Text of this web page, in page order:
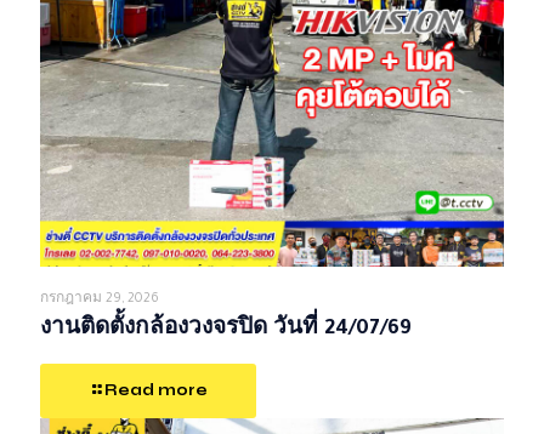
กรกฎาคม 29, 2026
งานติดตั้งกล้องวงจรปิด วันที่ 24/07/69
Read more